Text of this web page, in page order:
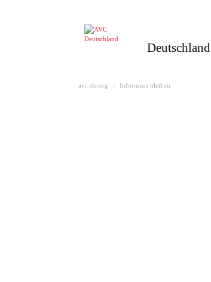
Deutschland
avc-de.org Informiert bleiben